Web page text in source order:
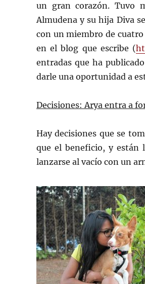
un gran corazón. Tuvo
Almudena y su hija Diva
con un miembro de
en el blog que escribe (
entradas que ha
darle una oportunidad a
Decisiones: Arya entra a
Hay decisiones que se
que el beneficio, y están
lanzarse al vacío con un